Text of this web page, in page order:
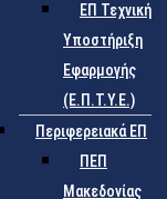
ΕΠ Τεχνική
Υποστήριξη
Εφαρμογής
(Ε.Π.Τ.Υ.Ε.)
Περιφερειακά ΕΠ
ΠΕΠ
Μακεδονίας